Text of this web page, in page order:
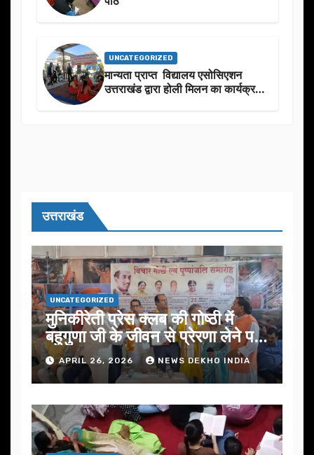
UNCATEGORIZED
मान्यता प्राप्त विद्यालय एसोसिएशन
उत्तराखंड द्वारा होली मिलन का कार्यक्रम
उत्तराखंड
UNCATEGORIZED
मुनिकीरेती प्रेस क्लब की गोष्ठी में
बहुगुणा जी के जीवन से प्रेरणा लेने पर
जोरAPRIL 26, 2026 NEWS DEKHO INDIA